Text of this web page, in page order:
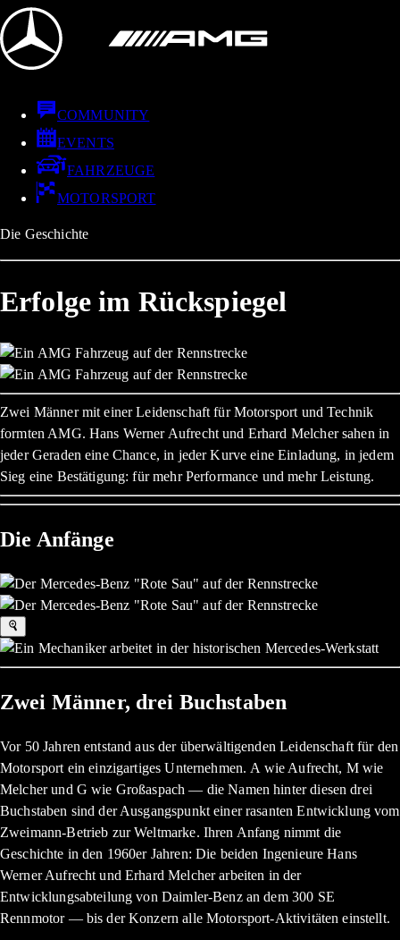
COMMUNITY
EVENTS
FAHRZEUGE
MOTORSPORT
Die Geschichte
Erfolge im Rückspiegel
Zwei Männer mit einer Leidenschaft für Motorsport und Technik
formten AMG. Hans Werner Aufrecht und Erhard Melcher sahen in
jeder Geraden eine Chance, in jeder Kurve eine Einladung, in jedem
Sieg eine Bestätigung: für mehr Performance und mehr Leistung.
Die Anfänge
Zwei Männer, drei Buchstaben
Vor 50 Jahren entstand aus der überwältigenden Leidenschaft für den
Motorsport ein einzigartiges Unternehmen. A wie Aufrecht, M wie
Melcher und G wie Großaspach — die Namen hinter diesen drei
Buchstaben sind der Ausgangspunkt einer rasanten Entwicklung vom
Zweimann-Betrieb zur Weltmarke. Ihren Anfang nimmt die
Geschichte in den 1960er Jahren: Die beiden Ingenieure Hans
Werner Aufrecht und Erhard Melcher arbeiten in der
Entwicklungsabteilung von Daimler-Benz an dem 300 SE
Rennmotor — bis der Konzern alle Motorsport-Aktivitäten einstellt.